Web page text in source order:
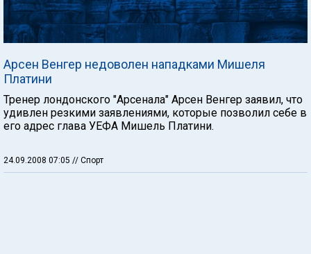
Арсен Венгер недоволен нападками Мишеля
Платини
Тренер лондонского "Арсенала" Арсен Венгер заявил, что
удивлен резкими заявлениями, которые позволил себе в
его адрес глава УЕФА Мишель Платини.
24.09.2008 07:05 // Спорт